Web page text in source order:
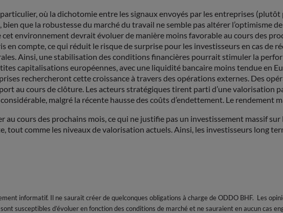
où la dichotomie entre les signaux envoyés par les entreprises
que la robustesse du marché du travail ne semble pas altérer l’optimisme
environnement devrait évoluer de manière moins favorable au cours des
en compte, ce qui réduit le risque de surprise pour les investisseurs en cas de
Ainsi, une stabilisation des conditions financières pourrait stimuler la
capitalisations européennes, avec une liquidité bancaire moins tendue en
rechercheront cette croissance à travers des opérations externes. Des
au cours de clôture. Les acteurs stratégiques tirent parti d’une
malgré la récente hausse des coûts d’endettement. Le rendement
cours des prochains mois, ce qui ne justifie pas un investissement massif sur
tout comme les niveaux de valorisation actuels. Ainsi, les investisseurs long
informatif. Il ne saurait créer de quelconques obligations à charge de ODDO BHF. Les
susceptibles d’évoluer en fonction des conditions de marché et ne sauraient en aucun cas